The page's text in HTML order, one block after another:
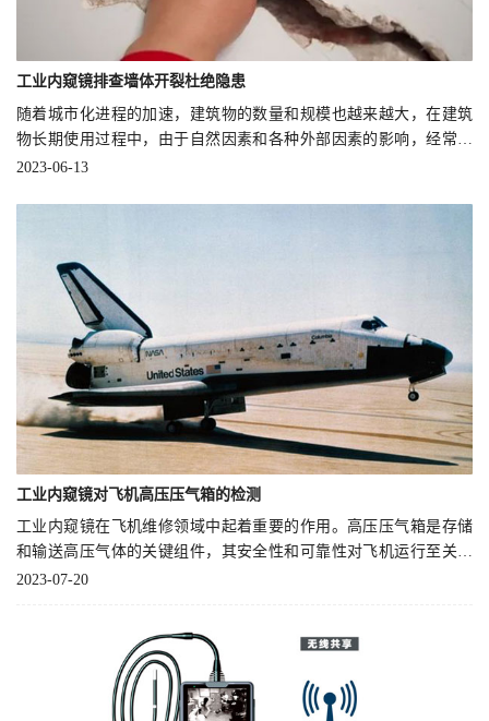
工业内窥镜对飞机高压压气箱的检测
工业内窥镜在飞机维修领域中起着重要的作用。高压压气箱是存储
和输送高压气体的关键组件，其安全性和可靠性对飞机运行至关重
要。
2023-07-20
工业内窥镜排查墙体开裂杜绝隐患
随着城市化进程的加速，建筑物的数量和规模也越来越大，在建筑
物长期使用过程中，由于自然因素和各种外部因素的影响，经常会
出现一些结构问题，如开裂、变形等。
2023-06-13